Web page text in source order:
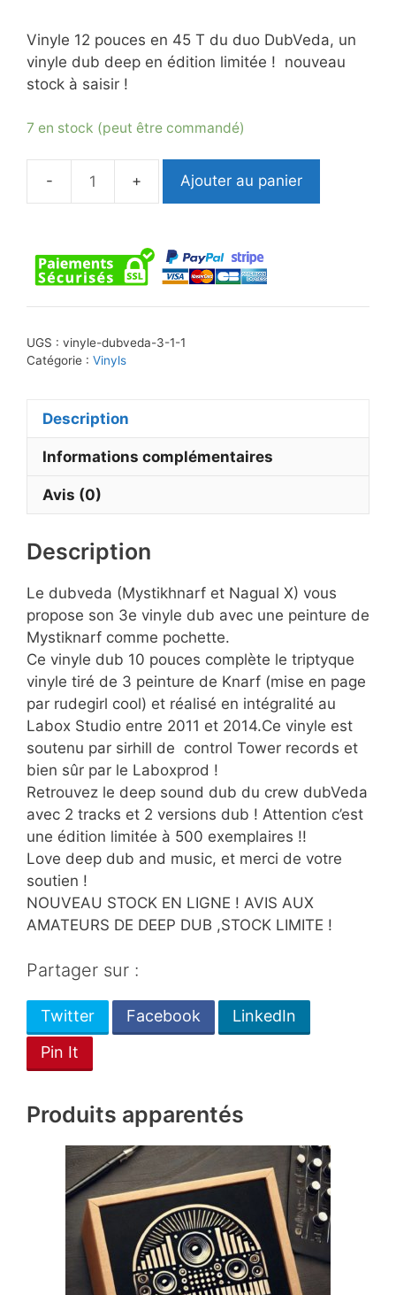
Vinyle 12 pouces en 45 T du duo DubVeda, un
vinyle dub deep en édition limitée ! nouveau
stock à saisir !
7 en stock (peut être commandé)
quantité
DubVeda
3
Ajouter au panier
UGS : vinyle-dubveda-3-1-1
Catégorie : Vinyls
Description
Informations complémentaires
Avis (0)
Description
Le dubveda (Mystikhnarf et Nagual X) vous
propose son 3e vinyle dub avec une peinture de
Mystiknarf comme pochette.
Ce vinyle dub 10 pouces complète le triptyque
vinyle tiré de 3 peinture de Knarf (mise en page
par rudegirl cool) et réalisé en intégralité au
Labox Studio entre 2011 et 2014.Ce vinyle est
soutenu par sirhill de control Tower records et
bien sûr par le Laboxprod !
Retrouvez le deep sound dub du crew dubVeda
avec 2 tracks et 2 versions dub ! Attention c’est
une édition limitée à 500 exemplaires !!
Love deep dub and music, et merci de votre
soutien !
NOUVEAU STOCK EN LIGNE ! AVIS AUX
AMATEURS DE DEEP DUB ,STOCK LIMITE !
Partager sur :
Twitter Facebook
LinkedIn
Pin It
Produits apparentés